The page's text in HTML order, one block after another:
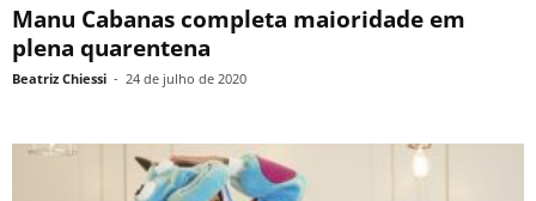
Manu Cabanas completa maioridade em
plena quarentena
Beatriz Chiessi - 24 de julho de 2020